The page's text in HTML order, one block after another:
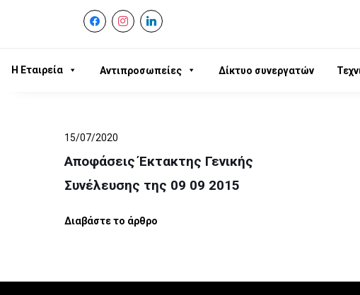
facebookinstagram
linkedin
Η Εταιρεία Αντιπροσωπείες Δίκτυο συνεργατών
15/07/2020
Αποφάσεις Έκτακτης Γενικής
Συνέλευσης της 09 09 2015
Διαβάστε το άρθρο